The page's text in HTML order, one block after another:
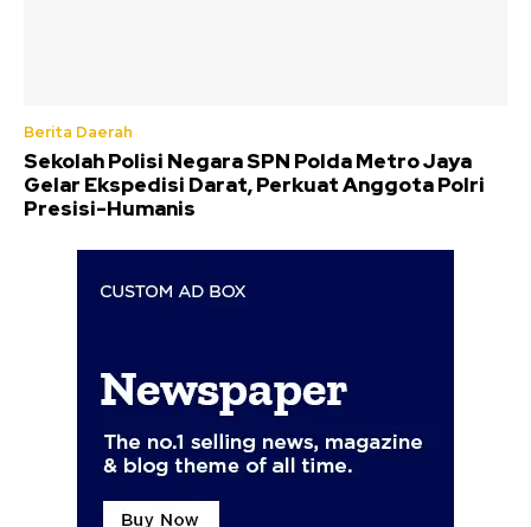
Berita Daerah
Sekolah Polisi Negara SPN Polda Metro Jaya
Gelar Ekspedisi Darat, Perkuat Anggota Polri
Presisi-Humanis